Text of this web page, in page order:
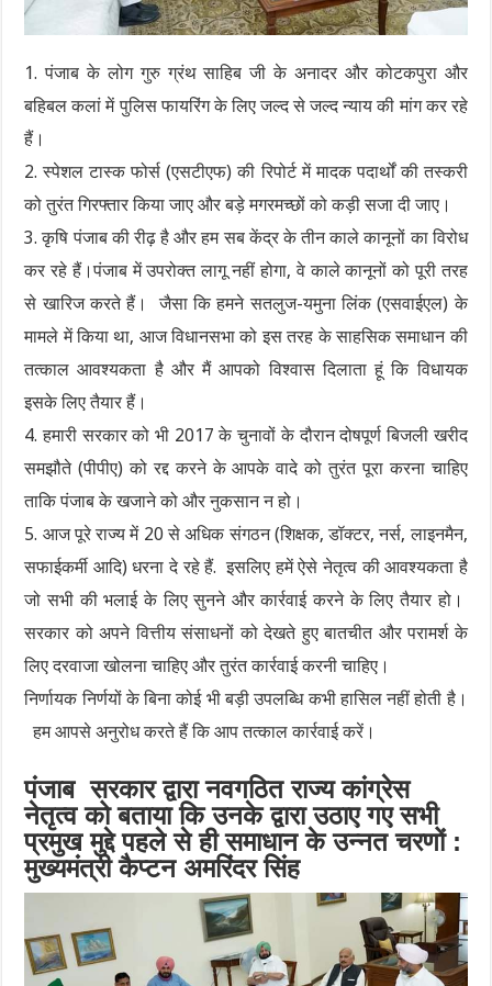
1. पंजाब के लोग गुरु ग्रंथ साहिब जी के अनादर और कोटकपुरा और
बहिबल कलां में पुलिस फायरिंग के लिए जल्द से जल्द न्याय की मांग कर रहे
हैं।
2. स्पेशल टास्क फोर्स (एसटीएफ) की रिपोर्ट में मादक पदार्थों की तस्करी
को तुरंत गिरफ्तार किया जाए और बड़े मगरमच्छों को कड़ी सजा दी जाए।
3. कृषि पंजाब की रीढ़ है और हम सब केंद्र के तीन काले कानूनों का विरोध
कर रहे हैं।पंजाब में उपरोक्त लागू नहीं होगा, वे काले कानूनों को पूरी तरह
से खारिज करते हैं। जैसा कि हमने सतलुज-यमुना लिंक (एसवाईएल) के
मामले में किया था, आज विधानसभा को इस तरह के साहसिक समाधान की
तत्काल आवश्यकता है और मैं आपको विश्वास दिलाता हूं कि विधायक
इसके लिए तैयार हैं।
4. हमारी सरकार को भी 2017 के चुनावों के दौरान दोषपूर्ण बिजली खरीद
समझौते (पीपीए) को रद्द करने के आपके वादे को तुरंत पूरा करना चाहिए
ताकि पंजाब के खजाने को और नुकसान न हो।
5. आज पूरे राज्य में 20 से अधिक संगठन (शिक्षक, डॉक्टर, नर्स, लाइनमैन,
सफाईकर्मी आदि) धरना दे रहे हैं. इसलिए हमें ऐसे नेतृत्व की आवश्यकता है
जो सभी की भलाई के लिए सुनने और कार्रवाई करने के लिए तैयार हो।
सरकार को अपने वित्तीय संसाधनों को देखते हुए बातचीत और परामर्श के
लिए दरवाजा खोलना चाहिए और तुरंत कार्रवाई करनी चाहिए।
निर्णायक निर्णयों के बिना कोई भी बड़ी उपलब्धि कभी हासिल नहीं होती है।
हम आपसे अनुरोध करते हैं कि आप तत्काल कार्रवाई करें।
पंजाब सरकार द्वारा नवगठित राज्य कांग्रेस
नेतृत्व को बताया कि उनके द्वारा उठाए गए सभी
प्रमुख मुद्दे पहले से ही समाधान के उन्नत चरणों :
मुख्यमंत्री कैप्टन अमरिंदर सिंह